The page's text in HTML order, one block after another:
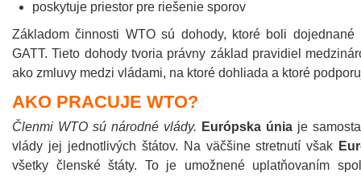
poskytuje priestor pre riešenie sporov
Základom činnosti WTO sú dohody, ktoré boli dojednané
GATT. Tieto dohody tvoria právny základ pravidiel
ako zmluvy medzi vládami, na ktoré dohliada a ktoré
AKO PRACUJE WTO?
Členmi WTO sú národné vlády. Európska únia je
vlády jej jednotlivých štátov. Na väčšine stretnutí však
všetky členské štáty. To je umožnené uplatňovaním